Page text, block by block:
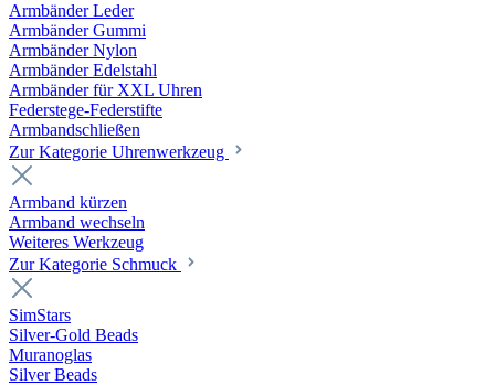
Armbänder Leder
Armbänder Gummi
Armbänder Nylon
Armbänder Edelstahl
Armbänder für XXL Uhren
Federstege-Federstifte
Armbandschließen
Zur Kategorie Uhrenwerkzeug
Armband kürzen
Armband wechseln
Weiteres Werkzeug
Zur Kategorie Schmuck
SimStars
Silver-Gold Beads
Muranoglas
Silver Beads